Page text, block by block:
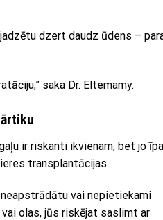
dzert daudz ūdens –
saka Dr. Eltemamy.
ir riskanti ikvienam, bet jo
transplantācijas.
vai nepietiekami
olas, jūs riskējat saslimt ar